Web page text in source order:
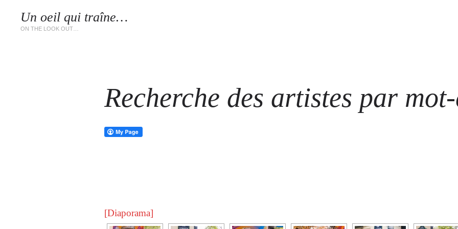
Un oeil qui traîne…
ON THE LOOK OUT…
Recherche des artistes par
[Diaporama]